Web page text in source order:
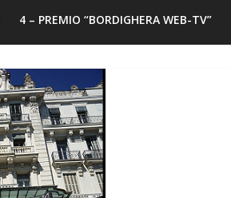
4 – PREMIO “BORDIGHERA WEB-TV”